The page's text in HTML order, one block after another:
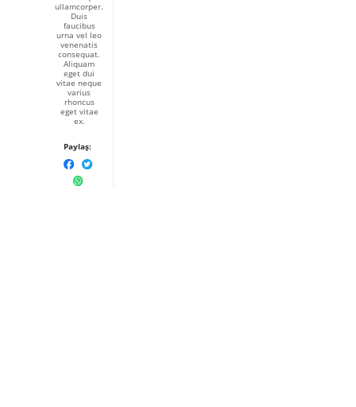
ullamcorper.
Duis
faucibus
urna vel leo
venenatis
consequat.
Aliquam
eget dui
vitae neque
varius
rhoncus
eget vitae
ex.
Paylaş: